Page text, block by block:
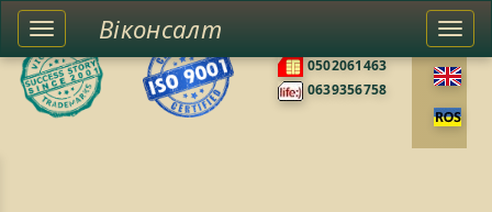
0502061463
0639356758
Toggle
left
sidebar
Віконсалт